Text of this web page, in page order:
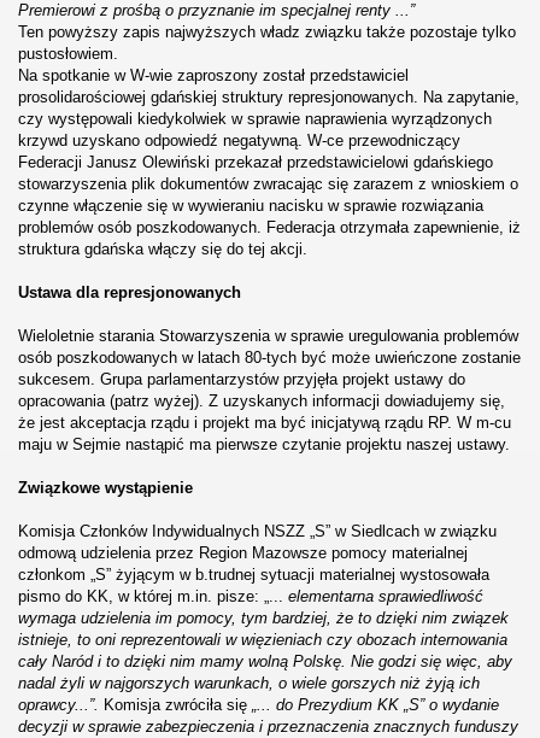
Premierowi z prośbą o przyznanie im specjalnej renty ...”
Ten powyższy zapis najwyższych władz związku także pozostaje tylko
pustosłowiem.
Na spotkanie w W-wie zaproszony został przedstawiciel
prosolidarościowej gdańskiej struktury represjonowanych. Na zapytanie,
czy występowali kiedykolwiek w sprawie naprawienia wyrządzonych
krzywd uzyskano odpowiedź negatywną. W-ce przewodniczący
Federacji Janusz Olewiński przekazał przedstawicielowi gdańskiego
stowarzyszenia plik dokumentów zwracając się zarazem z wnioskiem o
czynne włączenie się w wywieraniu nacisku w sprawie rozwiązania
problemów osób poszkodowanych. Federacja otrzymała zapewnienie, iż
struktura gdańska włączy się do tej akcji.
Ustawa dla represjonowanych
Wieloletnie starania Stowarzyszenia w sprawie uregulowania problemów
osób poszkodowanych w latach 80-tych być może uwieńczone zostanie
sukcesem. Grupa parlamentarzystów przyjęła projekt ustawy do
opracowania (patrz wyżej). Z uzyskanych informacji dowiadujemy się,
że jest akceptacja rządu i projekt ma być inicjatywą rządu RP. W m-cu
maju w Sejmie nastąpić ma pierwsze czytanie projektu naszej ustawy.
Związkowe wystąpienie
Komisja Członków Indywidualnych NSZZ „S” w Siedlcach w związku
odmową udzielenia przez Region Mazowsze pomocy materialnej
członkom „S” żyjącym w b.trudnej sytuacji materialnej wystosowała
pismo do KK, w której m.in. pisze: „... elementarna sprawiedliwość
wymaga udzielenia im pomocy, tym bardziej, że to dzięki nim związek
istnieje, to oni reprezentowali w więzieniach czy obozach internowania
cały Naród i to dzięki nim mamy wolną Polskę. Nie godzi się więc, aby
nadal żyli w najgorszych warunkach, o wiele gorszych niż żyją ich
oprawcy...”. Komisja zwróciła się „... do Prezydium KK „S” o wydanie
decyzji w sprawie zabezpieczenia i przeznaczenia znacznych funduszy